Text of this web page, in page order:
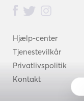
Hjælp-center
Tjenestevilkår
Privatlivspolitik
Kontakt